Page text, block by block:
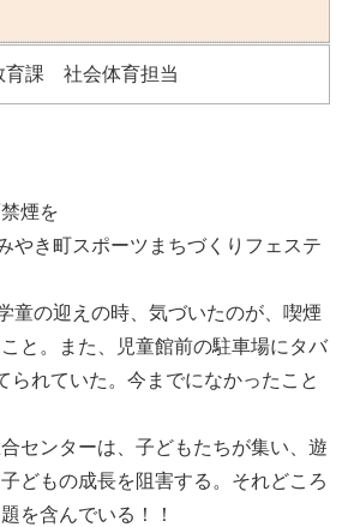
育課 社会体育担当
煙を
やき町スポーツまちづくりフェステ
童の迎えの時、気づいたのが、喫煙
と。また、児童館前の駐車場にタバ
られていた。今までになかったこと
センターは、子どもたちが集い、遊
どもの成長を阻害する。それどころ
を含んでいる！！